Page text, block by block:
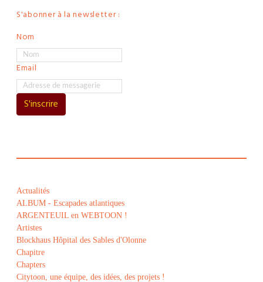
S'abonner à la newsletter :
Nom
Email
S'inscrire
Actualités
ALBUM - Escapades atlantiques
ARGENTEUIL en WEBTOON !
Artistes
Blockhaus Hôpital des Sables d'Olonne
Chapitre
Chapters
Citytoon, une équipe, des idées, des projets !